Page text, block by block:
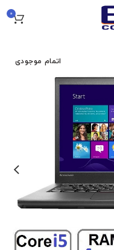
0
اتمام موجودی